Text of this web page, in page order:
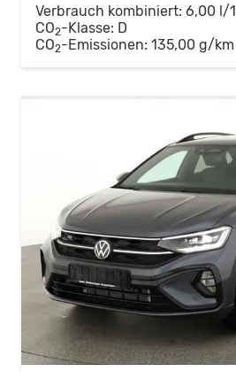
Verbrauch kombiniert: 6,00 l/
CO2-Klasse: D
CO2-Emissionen: 135,00 g/km